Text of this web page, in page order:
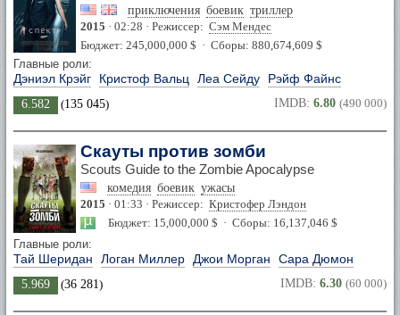
приключения боевик триллер
2015 · 02:28 · Режиссер: Сэм Мендес
Бюджет: 245,000,000 $ · Сборы: 880,674,609 $
Главные роли:
Дэниэл Крэйг Кристоф Вальц Леа Сейду Рэйф Файнс
6.582 (135 045) IMDB: 6.80 (490 000)
Скауты против зомби
Scouts Guide to the Zombie Apocalypse
комедия боевик ужасы
2015 · 01:33 · Режиссер: Кристофер Лэндон
Бюджет: 15,000,000 $ · Сборы: 16,137,046 $
Главные роли:
Тай Шеридан Логан Миллер Джои Морган Сара Дюмон
5.969 (36 281) IMDB: 6.30 (60 000)